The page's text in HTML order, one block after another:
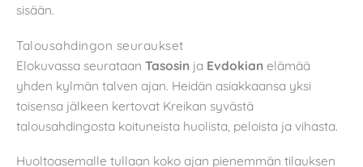
sisään.
Talousahdingon seuraukset
Elokuvassa seurataan Tasosin ja Evdokian elämää
yhden kylmän talven ajan. Heidän asiakkaansa yksi
toisensa jälkeen kertovat Kreikan syvästä
talousahdingosta koituneista huolista, peloista ja vihasta.
Huoltoasemalle tullaan koko ajan pienemmän tilauksen